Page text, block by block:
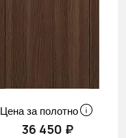
Цена за полотно
36 450 ₽